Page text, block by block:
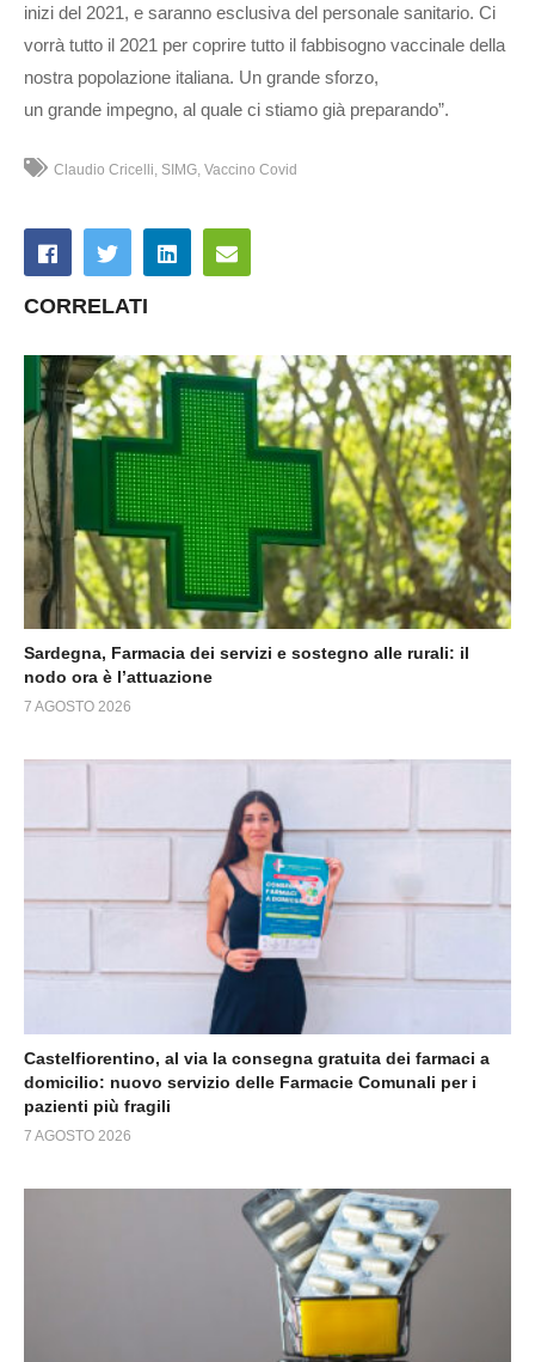
inizi del 2021, e saranno esclusiva del personale sanitario. Ci
vorrà tutto il 2021 per coprire tutto il fabbisogno vaccinale della
nostra popolazione italiana. Un grande sforzo,
un grande impegno, al quale ci stiamo già preparando”.
Claudio Cricelli SIMG Vaccino Covid
CORRELATI
Sardegna, Farmacia dei servizi e sostegno alle rurali: il
nodo ora è l’attuazione
7 AGOSTO 2026
Castelfiorentino, al via la consegna gratuita dei farmaci a
domicilio: nuovo servizio delle Farmacie Comunali per i
pazienti più fragili
7 AGOSTO 2026